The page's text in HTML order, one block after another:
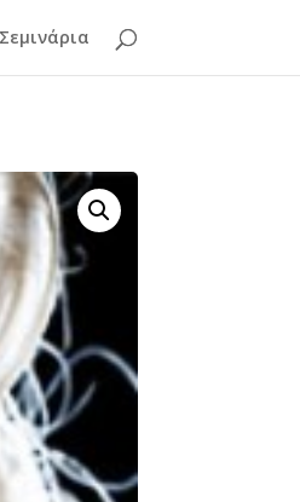
Σεμινάρια